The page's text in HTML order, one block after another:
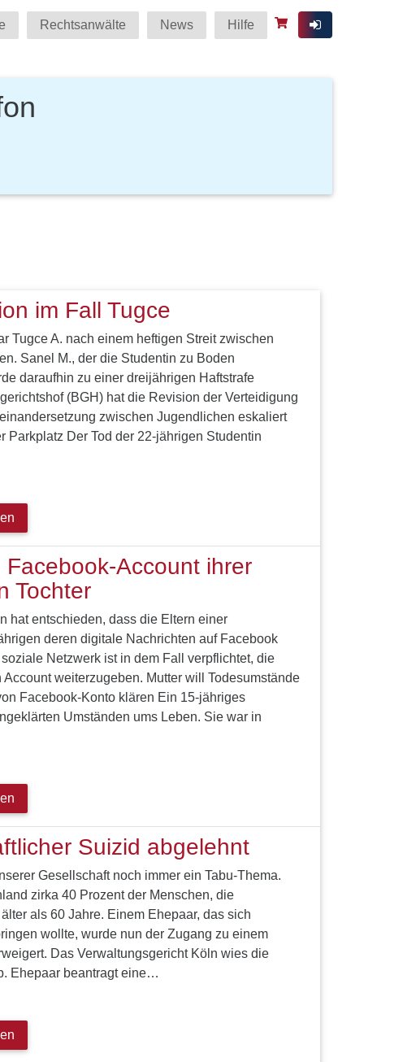
Rechtsanwälte News Hilfe
im Fall Tugce
Tugce A. nach einem heftigen Streit zwischen
Sanel M., der die Studentin zu Boden
daraufhin zu einer dreijährigen Haftstrafe
(BGH) hat die Revision der Verteidigung
zwischen Jugendlichen eskaliert
Parkplatz Der Tod der 22-jährigen Studentin
Facebook-Account ihrer
Tochter
hat entschieden, dass die Eltern einer
deren digitale Nachrichten auf Facebook
Netzwerk ist in dem Fall verpflichtet, die
weiterzugeben. Mutter will Todesumstände
Facebook-Konto klären Ein 15-jähriges
Umständen ums Leben. Sie war in
Suizid abgelehnt
Gesellschaft noch immer ein Tabu-Thema.
zirka 40 Prozent der Menschen, die
als 60 Jahre. Einem Ehepaar, das sich
wollte, wurde nun der Zugang zu einem
Das Verwaltungsgericht Köln wies die
Ehepaar beantragt eine…